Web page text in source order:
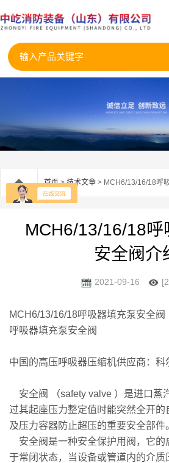
首页>技术文章 > MCH6/13/16/18呼
MCH6/13/16/18呼
安全阀介
2021-09-16
MCH6/13/16/18呼吸器填充泵安全阀
呼吸器填充泵安全阀
中国的高压呼吸器压缩机供应商：科
安全阀 （safety valve ）是进口蒸
过其起座压力整定值时能突然全开的
及压力容器防止超压的重要安全部件
安全阀是一种安全保护用阀，它的
于常闭状态，当设备或管道内的介